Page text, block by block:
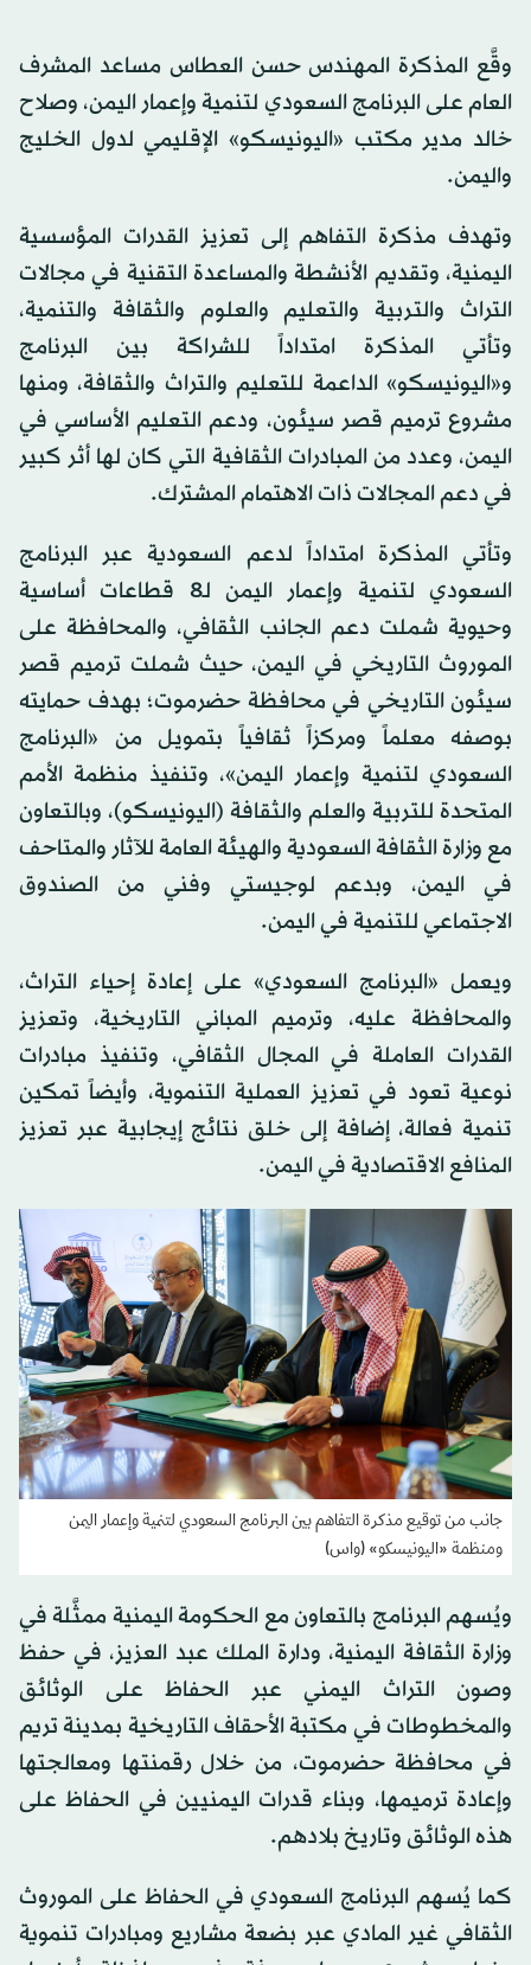
وقَّع المذكرة المهندس حسن العطاس مساعد المشرف
العام على البرنامج السعودي لتنمية وإعمار اليمن، وصلاح
خالد مدير مكتب «اليونيسكو» الإقليمي لدول الخليج
واليمن.
وتهدف مذكرة التفاهم إلى تعزيز القدرات المؤسسية
اليمنية، وتقديم الأنشطة والمساعدة التقنية في مجالات
التراث والتربية والتعليم والعلوم والثقافة والتنمية،
وتأتي المذكرة امتداداً للشراكة بين البرنامج
و«اليونيسكو» الداعمة للتعليم والتراث والثقافة، ومنها
مشروع ترميم قصر سيئون، ودعم التعليم الأساسي في
اليمن، وعدد من المبادرات الثقافية التي كان لها أثر كبير
في دعم المجالات ذات الاهتمام المشترك.
وتأتي المذكرة امتداداً لدعم السعودية عبر البرنامج
السعودي لتنمية وإعمار اليمن لـ8 قطاعات أساسية
وحيوية شملت دعم الجانب الثقافي، والمحافظة على
الموروث التاريخي في اليمن، حيث شملت ترميم قصر
سيئون التاريخي في محافظة حضرموت؛ بهدف حمايته
بوصفه معلماً ومركزاً ثقافياً بتمويل من «البرنامج
السعودي لتنمية وإعمار اليمن»، وتنفيذ منظمة الأمم
المتحدة للتربية والعلم والثقافة (اليونيسكو)، وبالتعاون
مع وزارة الثقافة السعودية والهيئة العامة للآثار والمتاحف
في اليمن، وبدعم لوجيستي وفني من الصندوق
الاجتماعي للتنمية في اليمن.
ويعمل «البرنامج السعودي» على إعادة إحياء التراث،
والمحافظة عليه، وترميم المباني التاريخية، وتعزيز
القدرات العاملة في المجال الثقافي، وتنفيذ مبادرات
نوعية تعود في تعزيز العملية التنموية، وأيضاً تمكين
تنمية فعالة، إضافة إلى خلق نتائج إيجابية عبر تعزيز
المنافع الاقتصادية في اليمن.
جانب من توقيع مذكرة التفاهم بين البرنامج السعودي لتنمية وإعمار اليمن
ومنظمة «اليونيسكو» (واس)
ويُسهم البرنامج بالتعاون مع الحكومة اليمنية ممثَّلة في
وزارة الثقافة اليمنية، ودارة الملك عبد العزيز، في حفظ
وصون التراث اليمني عبر الحفاظ على الوثائق
والمخطوطات في مكتبة الأحقاف التاريخية بمدينة تريم
في محافظة حضرموت، من خلال رقمنتها ومعالجتها
وإعادة ترميمها، وبناء قدرات اليمنيين في الحفاظ على
هذه الوثائق وتاريخ بلادهم.
كما يُسهم البرنامج السعودي في الحفاظ على الموروث
الثقافي غير المادي عبر بضعة مشاريع ومبادرات تنموية